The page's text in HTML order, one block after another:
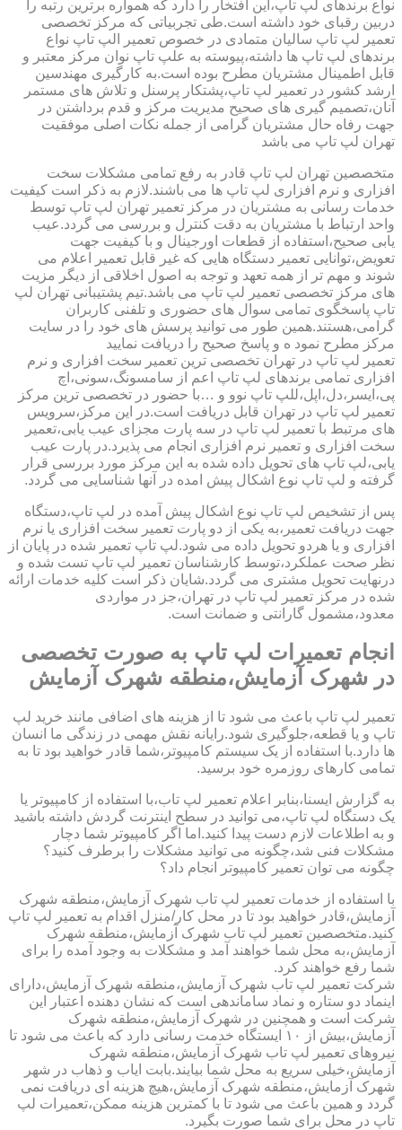
نواع برندهای لپ تاپ،این افتخار را دارد که همواره برترین رتبه را
دربین رقبای خود داشته است.طی تجربیاتی که مرکز تخصصی
تعمیر لپ تاپ سالیان متمادی در خصوص تعمیر الپ تاپ نواع
برندهای لپ تاپ ها داشته،پیوسته به علپ تاپ نوان مرکز معتبر و
قابل اطمینال مشتریان مطرح بوده است.به کارگیری مهندسین
ارشد کشور در تعمیر لپ تاپ،پشتکار پرسنل و تلاش های مستمر
آنان،تصمیم گیری های صحیح مدیریت مرکز و قدم برداشتن در
جهت رفاه حال مشتریان گرامی از جمله نکات اصلی موفقیت
تهران لپ تاپ می باشد
متخصصین تهران لپ تاپ قادر به رفع تمامی مشکلات سخت
افزاری و نرم افزاری لپ تاپ ها می باشند.لازم به ذکر است کیفیت
خدمات رسانی به مشتریان در مرکز تعمیر تهران لپ تاپ توسط
واحد ارتباط با مشتریان به دقت کنترل و بررسی می گردد.عیب
یابی صحیح،استفاده از قطعات اورجینال و با کیفیت جهت
تعویض،توانایی تعمیر دستگاه هایی که غیر قابل تعمیر اعلام می
شوند و مهم تر از همه تعهد و توجه به اصول اخلاقی از دیگر مزیت
های مرکز تخصصی تعمیر لپ تاپ می باشد.تیم پشتیبانی تهران لپ
تاپ پاسخگوی تمامی سوال های حضوری و تلفنی کاربران
گرامی،هستند.همین طور می توانید پرسش های خود را در سایت
مرکز مطرح نمود ه و پاسخ صحیح را دریافت نمایید
تعمیر لپ تاپ در تهران تخصصی ترین تعمیر سخت افزاری و نرم
افزاری تمامی برندهای لپ تاپ اعم از سامسونگ،سونی،اچ
پی،ایسر،دل،اپل،للپ تاپ نوو و …با حضور در تخصصی ترین مرکز
تعمیر لپ تاپ در تهران قابل دریافت است.در این مرکز،سرویس
های مرتبط با تعمیر لپ تاپ در سه پارت مجزای عیب یابی،تعمیر
سخت افزاری و تعمیر نرم افزاری انجام می پذیرد.در پارت عیب
یابی،لپ تاپ های تحویل داده شده به این مرکز مورد بررسی قرار
گرفته و لپ تاپ نوع اشکال پیش امده در آنها شناسایی می گردد.
پس از تشخیص لپ تاپ نوع اشکال پیش آمده در لپ تاپ،دستگاه
جهت دریافت تعمیر،به یکی از دو پارت تعمیر سخت افزاری یا نرم
افزاری و یا هردو تحویل داده می شود.لپ تاپ تعمیر شده در پایان از
نظر صحت عملکرد،توسط کارشناسان تعمیر لپ تاپ تست شده و
درنهایت تحویل مشتری می گردد.شایان ذکر است کلیه خدمات ارائه
شده در مرکز تعمیر لپ تاپ در تهران،جز در مواردی
معدود،مشمول گارانتی و ضمانت است.
انجام تعمیرات لپ تاپ به صورت تخصصی
در شهرک آزمایش،منطقه شهرک آزمایش
تعمیر لپ تاپ باعث می شود تا از هزینه های اضافی مانند خرید لپ
تاپ و یا قطعه،جلوگیری شود.رایانه نقش مهمی در زندگی ما انسان
ها دارد.با استفاده از یک سیستم کامپیوتر،شما قادر خواهید بود تا به
تمامی کارهای روزمره خود برسید.
به گزارش ایسنا،بنابر اعلام تعمیر لپ تاب،با استفاده از کامپیوتر یا
یک دستگاه لپ تاپ،می توانید در سطح اینترنت گردش داشته باشید
و به اطلاعات لازم دست پیدا کنید.اما اگر کامپیوتر شما دچار
مشکلات فنی شد،چگونه می توانید مشکلات را برطرف کنید؟
چگونه می توان تعمیر کامپیوتر انجام داد؟
با استفاده از خدمات تعمیر لپ تاب شهرک آزمایش،منطقه شهرک
آزمایش،قادر خواهید بود تا در محل کار/منزل اقدام به تعمیر لپ تاپ
کنید.متخصصین تعمیر لپ تاب شهرک آزمایش،منطقه شهرک
آزمایش،به محل شما خواهند آمد و مشکلات به وجود آمده را برای
شما رفع خواهند کرد.
شرکت تعمیر لپ تاب شهرک آزمایش،منطقه شهرک آزمایش،دارای
اینماد دو ستاره و نماد ساماندهی است که نشان دهنده اعتبار این
شرکت است و همچنین در شهرک آزمایش،منطقه شهرک
آزمایش،بیش از ۱۰ ایستگاه خدمت رسانی دارد که باعث می شود تا
نیروهای تعمیر لپ تاب شهرک آزمایش،منطقه شهرک
آزمایش،خیلی سریع به محل شما بیایند.بابت ایاب و ذهاب در شهر
شهرک آزمایش،منطقه شهرک آزمایش،هیچ هزینه ای دریافت نمی
گردد و همین باعث می شود تا با کمترین هزینه ممکن،تعمیرات لپ
تاپ در محل برای شما صورت بگیرد.